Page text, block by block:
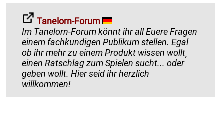
Tanelorn-Forum
Im Tanelorn-Forum könnt ihr all Euere Fragen
einem fachkundigen Publikum stellen. Egal
ob ihr mehr zu einem Produkt wissen wollt¸
einen Ratschlag zum Spielen sucht... oder
geben wollt. Hier seid ihr herzlich
willkommen!